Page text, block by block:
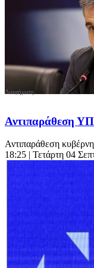
Αντιπαράθεση
Αντιπαράθεση
18:25 | Τετάρτη 04